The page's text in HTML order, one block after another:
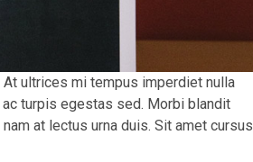
ultrices mi tempus imperdiet nulla
turpis egestas sed. Morbi blandit
at lectus urna duis. Sit amet cursus